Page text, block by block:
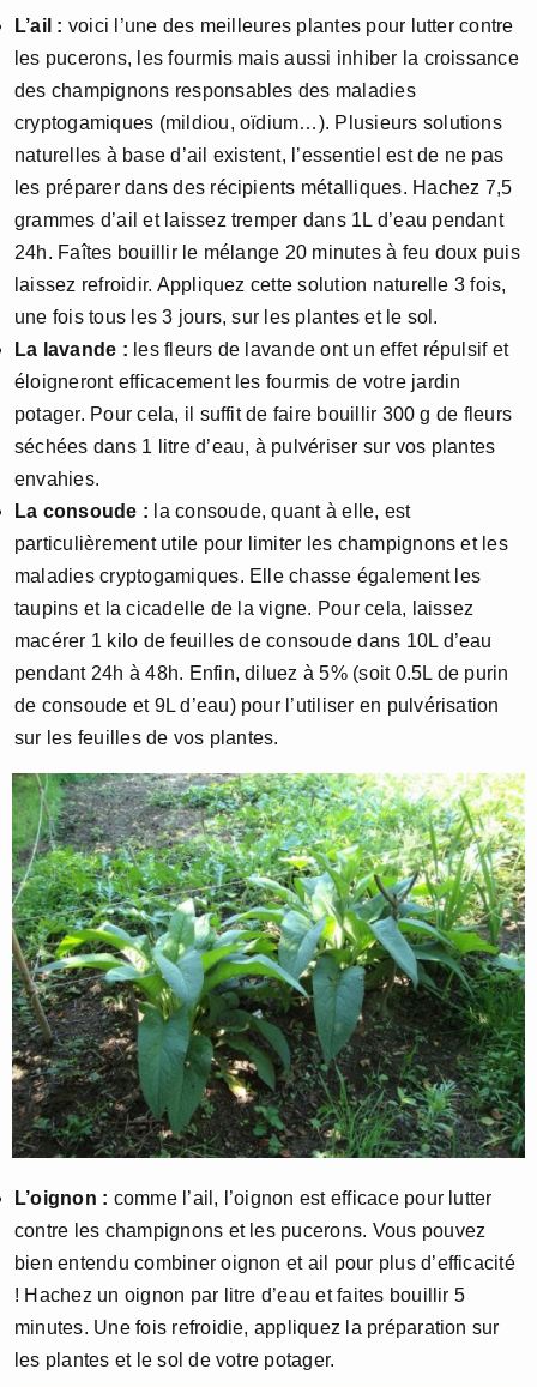
L’ail : voici l’une des meilleures plantes pour lutter contre
les pucerons, les fourmis mais aussi inhiber la croissance
des champignons responsables des maladies
cryptogamiques (mildiou, oïdium…). Plusieurs solutions
naturelles à base d’ail existent, l’essentiel est de ne pas
les préparer dans des récipients métalliques. Hachez 7,5
grammes d’ail et laissez tremper dans 1L d’eau pendant
24h. Faîtes bouillir le mélange 20 minutes à feu doux puis
laissez refroidir. Appliquez cette solution naturelle 3 fois,
une fois tous les 3 jours, sur les plantes et le sol.
La lavande : les fleurs de lavande ont un effet répulsif et
éloigneront efficacement les fourmis de votre jardin
potager. Pour cela, il suffit de faire bouillir 300 g de fleurs
séchées dans 1 litre d’eau, à pulvériser sur vos plantes
envahies.
La consoude : la consoude, quant à elle, est
particulièrement utile pour limiter les champignons et les
maladies cryptogamiques. Elle chasse également les
taupins et la cicadelle de la vigne. Pour cela, laissez
macérer 1 kilo de feuilles de consoude dans 10L d’eau
pendant 24h à 48h. Enfin, diluez à 5% (soit 0.5L de purin
de consoude et 9L d’eau) pour l’utiliser en pulvérisation
sur les feuilles de vos plantes.
L’oignon : comme l’ail, l’oignon est efficace pour lutter
contre les champignons et les pucerons. Vous pouvez
bien entendu combiner oignon et ail pour plus d’efficacité
! Hachez un oignon par litre d’eau et faites bouillir 5
minutes. Une fois refroidie, appliquez la préparation sur
les plantes et le sol de votre potager.